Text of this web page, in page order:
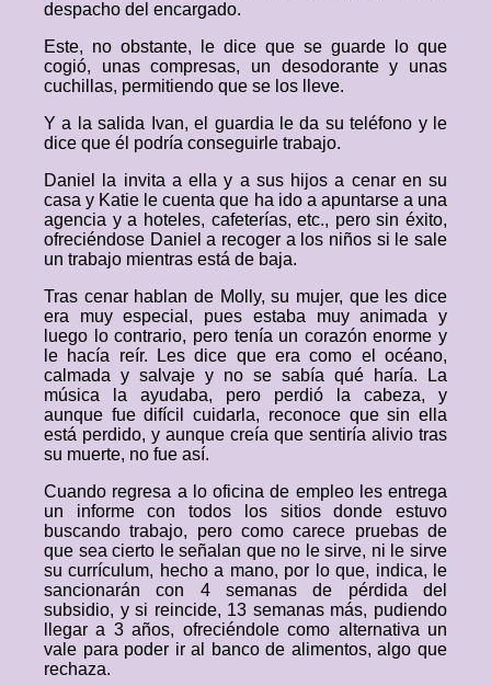
despacho del encargado.
Este, no obstante, le dice que se guarde lo que
cogió, unas compresas, un desodorante y unas
cuchillas, permitiendo que se los lleve.
Y a la salida Ivan, el guardia le da su teléfono y le
dice que él podría conseguirle trabajo.
Daniel la invita a ella y a sus hijos a cenar en su
casa y Katie le cuenta que ha ido a apuntarse a una
agencia y a hoteles, cafeterías, etc., pero sin éxito,
ofreciéndose Daniel a recoger a los niños si le sale
un trabajo mientras está de baja.
Tras cenar hablan de Molly, su mujer, que les dice
era muy especial, pues estaba muy animada y
luego lo contrario, pero tenía un corazón enorme y
le hacía reír. Les dice que era como el océano,
calmada y salvaje y no se sabía qué haría. La
música la ayudaba, pero perdió la cabeza, y
aunque fue difícil cuidarla, reconoce que sin ella
está perdido, y aunque creía que sentiría alivio tras
su muerte, no fue así.
Cuando regresa a lo oficina de empleo les entrega
un informe con todos los sitios donde estuvo
buscando trabajo, pero como carece pruebas de
que sea cierto le señalan que no le sirve, ni le sirve
su currículum, hecho a mano, por lo que, indica, le
sancionarán con 4 semanas de pérdida del
subsidio, y si reincide, 13 semanas más, pudiendo
llegar a 3 años, ofreciéndole como alternativa un
vale para poder ir al banco de alimentos, algo que
rechaza.